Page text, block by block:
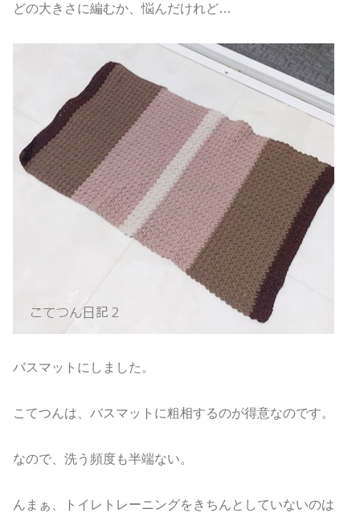
どの大きさに編むか、悩んだけれど…
バスマットにしました。
こてつんは、バスマットに粗相するのが得意なのです。
なので、洗う頻度も半端ない。
んまぁ、トイレトレーニングをきちんとしていないのは